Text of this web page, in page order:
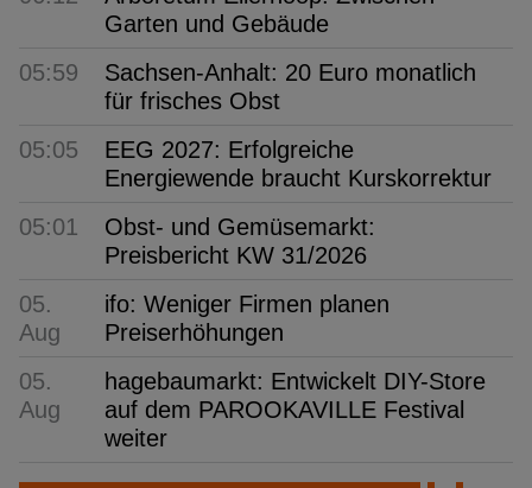
Garten und Gebäude
05:59
Sachsen-Anhalt: 20 Euro monatlich
für frisches Obst
05:05
EEG 2027: Erfolgreiche
Energiewende braucht Kurskorrektur
05:01
Obst- und Gemüsemarkt:
Preisbericht KW 31/2026
05.
Aug
ifo: Weniger Firmen planen
Preiserhöhungen
05.
Aug
hagebaumarkt: Entwickelt DIY-Store
auf dem PAROOKAVILLE Festival
weiter